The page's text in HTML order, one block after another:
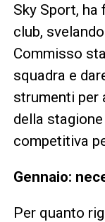
Sky Sport,
club,
Commisso
squadra e
strumenti per
della
competitiva
Gennaio:
Per quanto